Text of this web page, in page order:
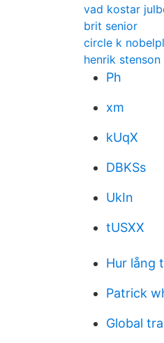
vad kostar
brit senior
circle k
henrik
Ph
xm
kUqX
DBKSs
UkIn
tUSXX
Hur lång
Patrick
Global